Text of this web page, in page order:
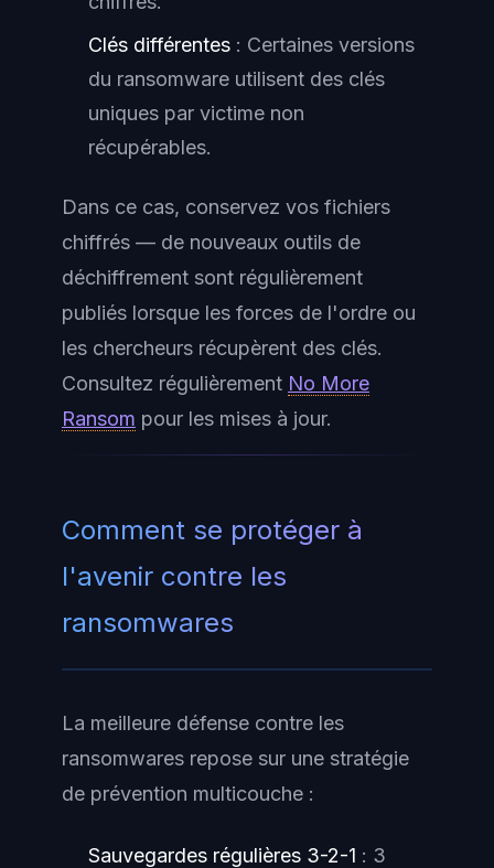
Clés différentes : Certaines versions
du ransomware utilisent des clés
uniques par victime non
récupérables.
Dans ce cas, conservez vos fichiers
chiffrés — de nouveaux outils de
déchiffrement sont régulièrement
publiés lorsque les forces de l'ordre ou
les chercheurs récupèrent des clés.
Consultez régulièrement No More
Ransom pour les mises à jour.
Comment se protéger à
l'avenir contre les
ransomwares
La meilleure défense contre les
ransomwares repose sur une stratégie
de prévention multicouche :
Sauvegardes régulières 3-2-1 : 3